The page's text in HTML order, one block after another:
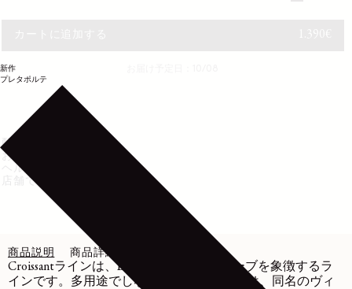
新作
プレタポルテ
配送・返品
お手入れ方法
ヘルプ・サポート
店舗で在庫を確認
商品説明 商品詳細
Croissantラインは、LEMAIREのワードローブを象徴するラ
インです。多用途でしなやかなこのバッグは、同名のヴィ